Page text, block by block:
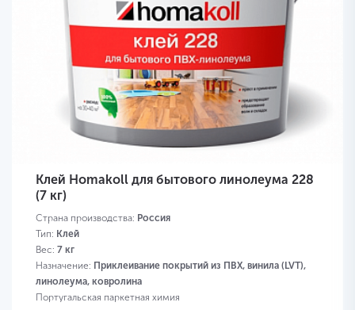
Клей Homakoll для бытового линолеума 228
(7 кг)
Страна производства: Россия
Тип: Клей
Вес: 7 кг
Назначение: Приклеивание покрытий из ПВХ, винила (LVT),
линолеума, ковролина
Португальская паркетная химия